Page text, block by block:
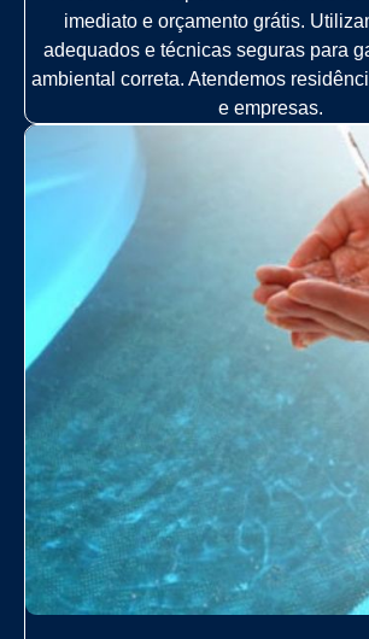
imediato e orçamento grátis.
adequados e técnicas seguras para
ambiental correta. Atendemos
e empresas.